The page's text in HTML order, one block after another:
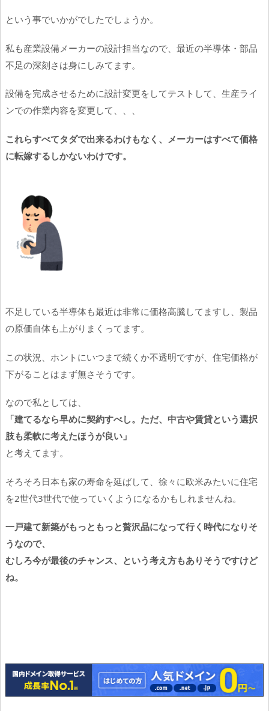
という事でいかがでしたでしょうか。
私も産業設備メーカーの設計担当なので、最近の半導体・部品
不足の深刻さは身にしみてます。
設備を完成させるために設計変更をしてテストして、生産ライ
ンでの作業内容を変更して、、、
これらすべてタダで出来るわけもなく、メーカーはすべて価格
に転嫁するしかないわけです。
不足している半導体も最近は非常に価格高騰してますし、製品
の原価自体も上がりまくってます。
この状況、ホントにいつまで続くか不透明ですが、住宅価格が
下がることはまず無さそうです。
なので私としては、
「建てるなら早めに契約すべし。ただ、中古や賃貸という選択
肢も柔軟に考えたほうが良い」
と考えてます。
そろそろ日本も家の寿命を延ばして、徐々に欧米みたいに住宅
を2世代3世代で使っていくようになるかもしれませんね。
一戸建て新築がもっともっと贅沢品になって行く時代になりそ
うなので、
むしろ今が最後のチャンス、という考え方もありそうですけど
ね。